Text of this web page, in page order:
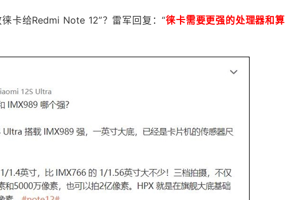
卡给Redmi Note 12”？雷军回复：“徕卡需要更强的处理器和算